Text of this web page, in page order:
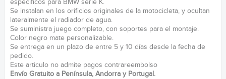
especificos para BMW serie K.
Se instalan en los orificios originales de la motocicleta, y ocultan
lateralmente el radiador de agua.
Se suministra juego completo, con soportes para el montaje.
Color negro mate personalizable.
Se entrega en un plazo de entre 5 y 10 días desde la fecha de
pedido.
Este articulo no admite pagos contrareembolso
Envío Gratuito a Península, Andorra y Portugal.